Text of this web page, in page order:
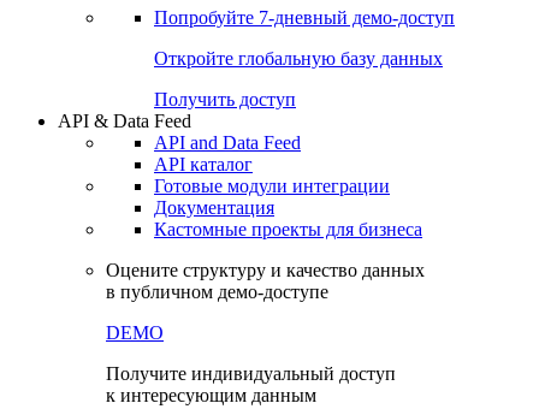
Попробуйте 7-дневный демо-доступ
Откройте глобальную базу данных
Получить доступ
API & Data Feed
API and Data Feed
API каталог
Готовые модули интеграции
Документация
Кастомные проекты для бизнеса
Оцените структуру и качество данных
в публичном демо-доступе
DEMO
Получите индивидуальный доступ
к интересующим данным